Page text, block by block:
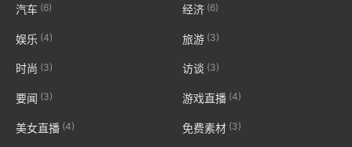
汽车 (6) 经济(6)
娱乐 (4) 旅游(3)
时尚 (3) 访谈 (3)
要闻 (3) 游戏直播(4)
美女直播 (4) 免费素材(3)